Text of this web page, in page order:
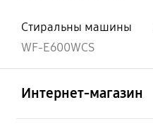
Стиральны машины
WF-E600WCS
Интернет-магазин